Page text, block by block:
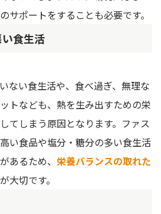
サポートをすることも必要です。
食生活
ない食生活や、食べ過ぎ、無理な
トなども、熱を生み出すための栄
てしまう原因となります。ファス
い食品や塩分・糖分の多い食生活
あるため、 栄養バランスの取れた
大切です。